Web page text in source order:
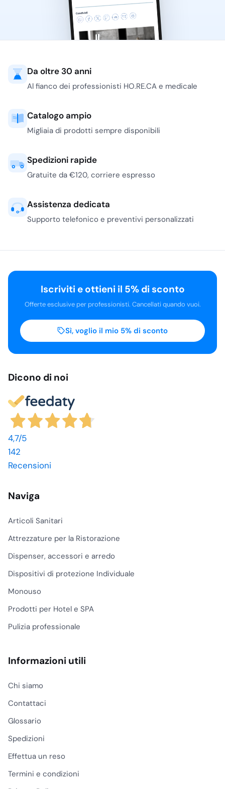
Da oltre 30 anni
Al fianco dei professionisti HO.RE.CA e medicale
Catalogo ampio
Migliaia di prodotti sempre disponibili
Spedizioni rapide
Gratuite da €120, corriere espresso
Assistenza dedicata
Supporto telefonico e preventivi personalizzati
Dicono di noi
4,7/5
142
Recensioni
Naviga
Articoli Sanitari
Attrezzature per la Ristorazione
Dispenser, accessori e arredo
Dispositivi di protezione Individuale
Monouso
Prodotti per Hotel e SPA
Pulizia professionale
Informazioni utili
Chi siamo
Contattaci
Glossario
Spedizioni
Effettua un reso
Termini e condizioni
Iscriviti e ottieni il 5% di sconto
Offerte esclusive per professionisti. Cancellati quando vuoi.
Sì, voglio il mio 5% di sconto